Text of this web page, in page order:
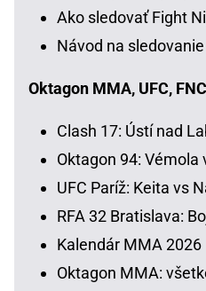
Ako sledovať Fight
Návod na
Oktagon MMA, UFC, FNC
Clash 17: Ústí nad
Oktagon 94: Vémola
UFC Paríž: Keita vs
RFA 32 Bratislava:
Kalendár MMA 2026
Oktagon MMA: